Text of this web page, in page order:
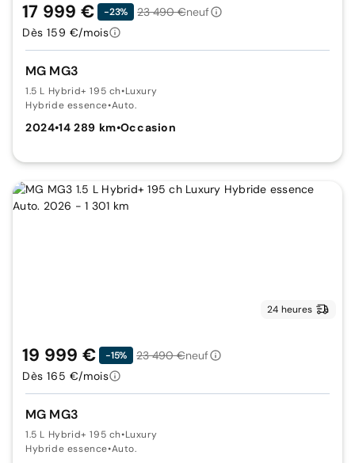
MG MG3
1.5 L Hybrid+ 195 ch•Luxury
Hybride essence•Auto.
2024•14 289 km•Occasion
17 999 € -23% 23 490 €neuf
Dès 159 €/mois
24 heures
MG MG3
1.5 L Hybrid+ 195 ch•Luxury
Hybride essence•Auto.
19 999 € -15% 23 490 €neuf
Dès 165 €/mois